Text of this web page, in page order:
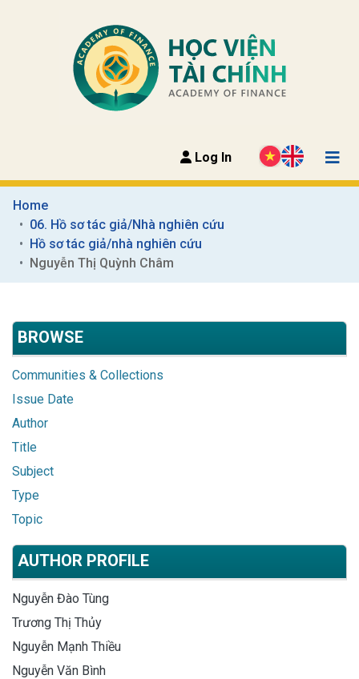
Log In
Home
06. Hồ sơ tác giả/Nhà nghiên cứu
Hồ sơ tác giả/nhà nghiên cứu
Nguyễn Thị Quỳnh Châm
BROWSE
Communities & Collections
Issue Date
Author
Title
Subject
Type
Topic
AUTHOR PROFILE
Nguyễn Đào Tùng
Trương Thị Thủy
Nguyễn Mạnh Thiều
Nguyễn Văn Bình